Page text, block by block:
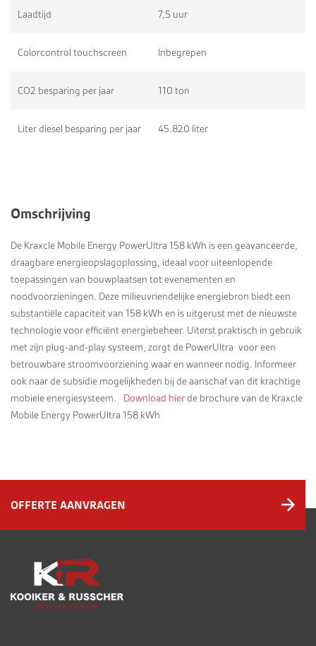
Laadtijd 7,5 uur
Colorcontrol touchscreen Inbegrepen
CO2 besparing per jaar 110 ton
Liter diesel besparing per jaar 45.820 liter
Omschrijving
De Kraxcle Mobile Energy PowerUltra 158 kWh is een geavanceerde,
draagbare energieopslagoplossing, ideaal voor uiteenlopende
toepassingen van bouwplaatsen tot evenementen en
noodvoorzieningen. Deze milieuvriendelijke energiebron biedt een
substantiële capaciteit van 158 kWh en is uitgerust met de nieuwste
technologie voor efficiënt energiebeheer. Uiterst praktisch in gebruik
met zijn plug-and-play systeem, zorgt de PowerUltra voor een
betrouwbare stroomvoorziening waar en wanneer nodig. Informeer
ook naar de subsidie mogelijkheden bij de aanschaf van dit krachtige
mobiele energiesysteem. Download hier de brochure van de Kraxcle
Mobile Energy PowerUltra 158 kWh
OFFERTE AANVRAGEN